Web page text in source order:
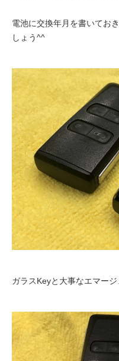
電池に交換年月を書いてお
しょう^^
ガラスKeyと大事なエマー